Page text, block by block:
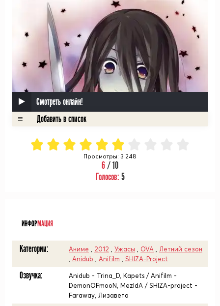
Смотреть онлайн!
Просмотры: 3 248
6/ 10
Голосов: 5
ИНФОРМАЦИЯ
Категории: Аниме 2012 Ужасы OVA
Летний сезон
Anidub Anifilm SHIZA-Project
Озвучка:
Anidub - Trina_D, Kapets / Anifilm -
DemonOFmooN, MezIdA / SHIZA-project -
Faraway, Лизавета